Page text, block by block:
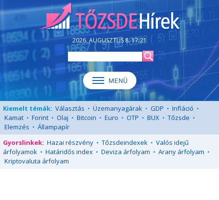
2026. AUGUSZTUS 8. 17:21
Kiemelt témák: Választás • Üzemanyagárak • GDP • Infláció •
Kamat • Forint • Olaj • Bitcoin • Euro • OTP • BUX • Tőzsde •
Elemzés • Állampapír
Gyorslinkek: Hazai részvény • Tőzsdeindexek • Valós idejű
árfolyamok • Határidős index • Deviza árfolyam • Arany árfolyam •
Kriptovaluta árfolyam